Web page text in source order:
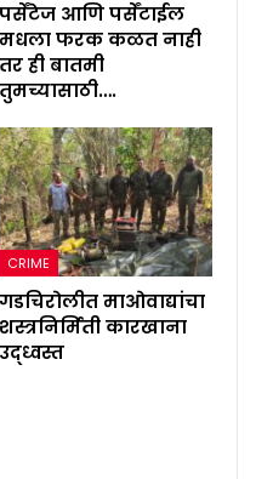
पर्सेंटेज आणि पर्सेंटाईल
मधला फरक कळत नाही
तर ही बातमी
तुमच्यासाठी….
CRIME
गडचिरोलीत माओवाद्यांचा
शस्त्रनिर्मिती कारखाना
उद्ध्वस्त